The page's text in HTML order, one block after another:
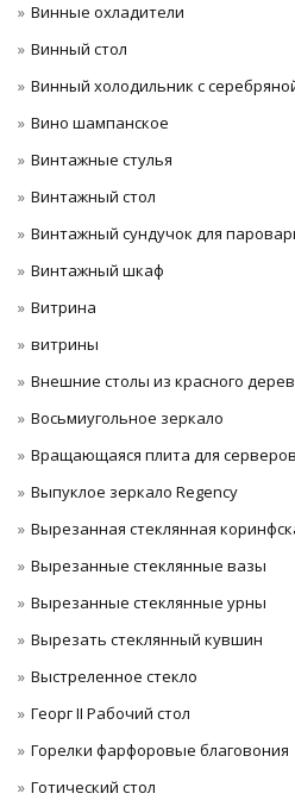
Винные охладители
Винный стол
Винный холодильник с
Вино шампанское
Винтажные стулья
Винтажный стол
Винтажный сундучок для
Винтажный шкаф
Витрина
витрины
Внешние столы из красного
Восьмиугольное зеркало
Вращающаяся плита для серверов
Выпуклое зеркало Regency
Вырезанная стеклянная
Вырезанные стеклянные вазы
Вырезанные стеклянные урны
Вырезать стеклянный кувшин
Выстреленное стекло
Георг II Рабочий стол
Горелки фарфоровые благовония
Готический стол